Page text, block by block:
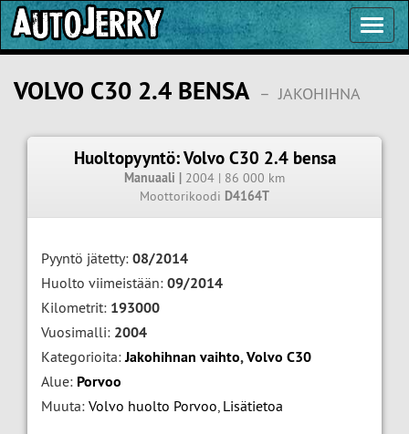
VOLVO C30 2.4 BENSA – JAKOHIHNA
Huoltopyyntö: Volvo C30 2.4 bensa
Manuaali | 2004 | 86 000 km
Moottorikoodi D4164T
Pyyntö jätetty: 08/2014
Huolto viimeistään: 09/2014
Kilometrit: 193000
Vuosimalli: 2004
Kategorioita:Jakohihnan vaihto,Volvo C30
Alue: Porvoo
Muuta: Volvo huolto Porvoo, Lisätietoa